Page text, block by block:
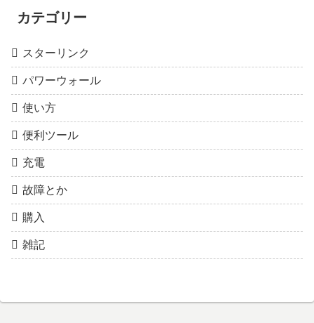
カテゴリー
スターリンク
パワーウォール
使い方
便利ツール
充電
故障とか
購入
雑記